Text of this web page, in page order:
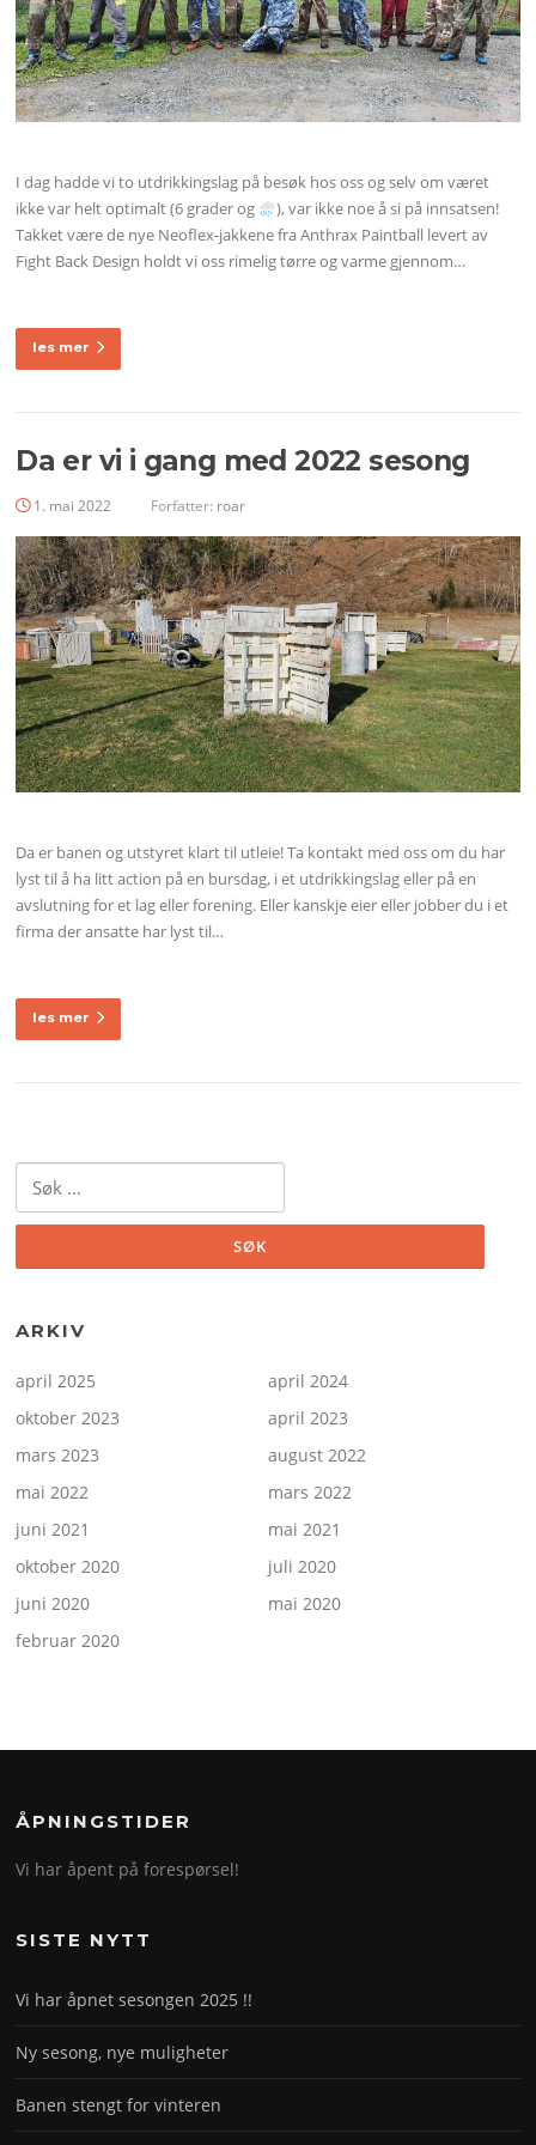
I dag hadde vi to utdrikkingslag på besøk hos oss og selv om været
ikke var helt optimalt (6 grader og
), var ikke noe å si på innsatsen!
Takket være de nye Neoflex-jakkene fra Anthrax Paintball levert av
Fight Back Design holdt vi oss rimelig tørre og varme gjennom…
les mer
Da er vi i gang med 2022 sesong
1. mai 2022 Forfatter: roar
Da er banen og utstyret klart til utleie! Ta kontakt med oss om du har
lyst til å ha litt action på en bursdag, i et utdrikkingslag eller på en
avslutning for et lag eller forening. Eller kanskje eier eller jobber du i et
firma der ansatte har lyst til…
les mer
etter:
ARKIV
april 2025
april 2024
oktober 2023
april 2023
mars 2023
august 2022
mai 2022
mars 2022
juni 2021
mai 2021
oktober 2020
juli 2020
juni 2020
mai 2020
februar 2020
ÅPNINGSTIDER
Vi har åpent på forespørsel!
SISTE NYTT
Vi har åpnet sesongen 2025 !!
Ny sesong, nye muligheter
Banen stengt for vinteren